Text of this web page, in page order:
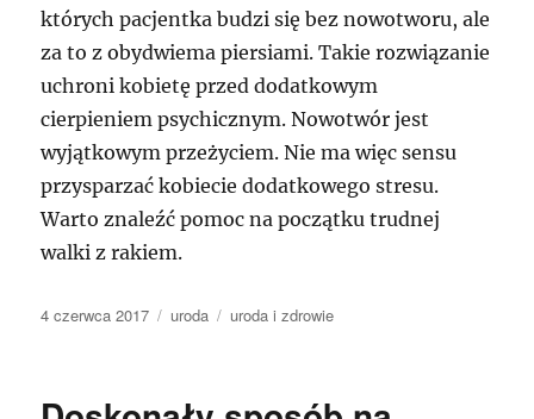
których pacjentka budzi się bez nowotworu, ale
za to z obydwiema piersiami. Takie rozwiązanie
uchroni kobietę przed dodatkowym
cierpieniem psychicznym. Nowotwór jest
wyjątkowym przeżyciem. Nie ma więc sensu
przysparzać kobiecie dodatkowego stresu.
Warto znaleźć pomoc na początku trudnej
walki z rakiem.
Data
4 czerwca 2017 Kategorie
uroda Tagi
uroda i zdrowie